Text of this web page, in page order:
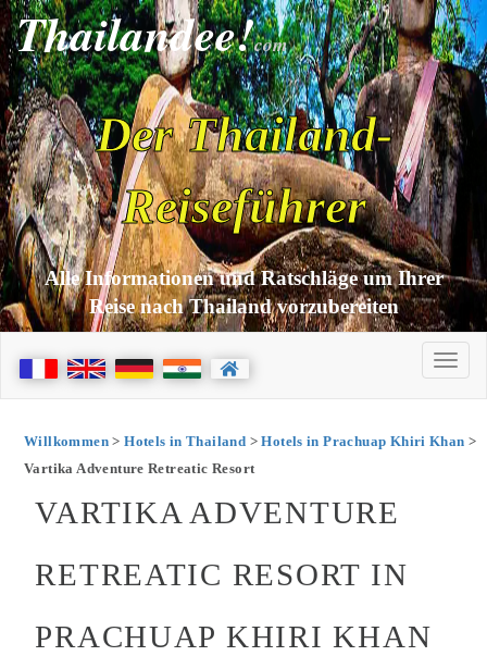
Thailandee!com
Der Thailand-
Reiseführer
Alle Informationen und Ratschläge um Ihrer
Reise nach Thailand vorzubereiten
Willkommen>Hotels in Thailand >Hotels in Prachuap Khiri Khan >
Vartika Adventure Retreatic Resort
VARTIKA ADVENTURE
RETREATIC RESORT IN
PRACHUAP KHIRI KHAN